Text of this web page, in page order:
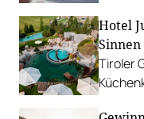
Hotel
Sinnen
Tiroler